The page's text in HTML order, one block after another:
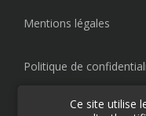
Mentions légales
Politique de
Ce site utilise